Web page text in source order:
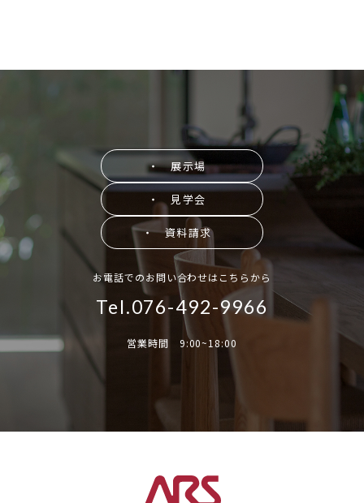
・ 展示場
・ 見学会
・ 資料請求
お電話でのお問い合わせはこちらから
Tel.076-492-9966
営業時間 9:00~18:00